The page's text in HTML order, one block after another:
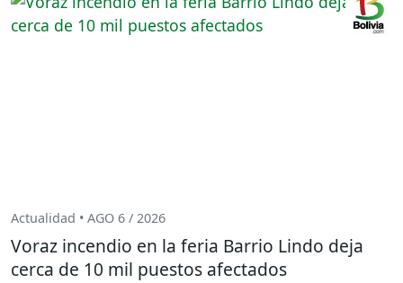
Actualidad • AGO 6 / 2026
Voraz incendio en la feria Barrio Lindo deja
cerca de 10 mil puestos afectados